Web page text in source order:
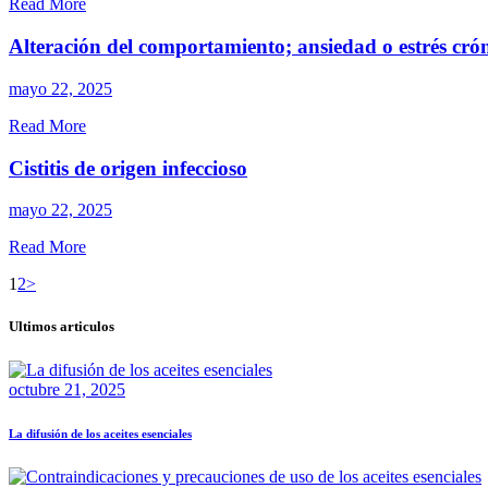
Read More
Alteración del comportamiento; ansiedad o estrés
mayo 22, 2025
Read More
Cistitis de origen infeccioso
mayo 22, 2025
Read More
1 2>
Ultimos articulos
octubre 21, 2025
La difusión de los aceites esenciales